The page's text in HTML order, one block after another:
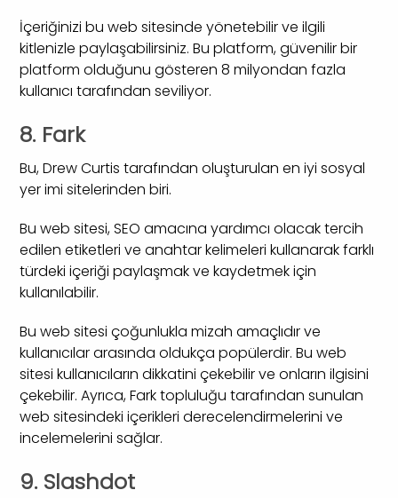
İçeriğinizi bu web sitesinde yönetebilir ve ilgili
kitlenizle paylaşabilirsiniz. Bu platform, güvenilir bir
platform olduğunu gösteren 8 milyondan fazla
kullanıcı tarafından seviliyor.
8. Fark
Bu, Drew Curtis tarafından oluşturulan en iyi sosyal
yer imi sitelerinden biri.
Bu web sitesi, SEO amacına yardımcı olacak tercih
edilen etiketleri ve anahtar kelimeleri kullanarak farklı
türdeki içeriği paylaşmak ve kaydetmek için
kullanılabilir.
Bu web sitesi çoğunlukla mizah amaçlıdır ve
kullanıcılar arasında oldukça popülerdir. Bu web
sitesi kullanıcıların dikkatini çekebilir ve onların ilgisini
çekebilir. Ayrıca, Fark topluluğu tarafından sunulan
web sitesindeki içerikleri derecelendirmelerini ve
incelemelerini sağlar.
9. Slashdot